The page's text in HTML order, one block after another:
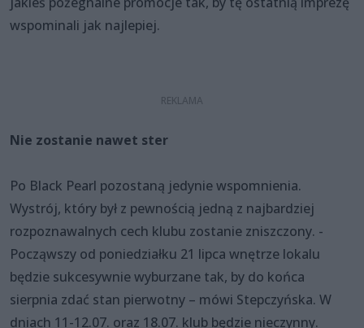
wspominali jak najlepiej.
Nie zostanie nawet ster
Po Black Pearl pozostaną jedynie wspomnienia.
Wystrój, który był z pewnością jedną z najbardziej
rozpoznawalnych cech klubu zostanie zniszczony. -
Począwszy od poniedziałku 21 lipca wnętrze lokalu
będzie sukcesywnie wyburzane tak, by do końca
sierpnia zdać stan pierwotny – mówi Stepczyńska. W
dniach 11-12.07. oraz 18.07. klub będzie nieczynny.